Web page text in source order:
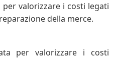
per valorizzare i costi legati
della merce.
per valorizzare i costi